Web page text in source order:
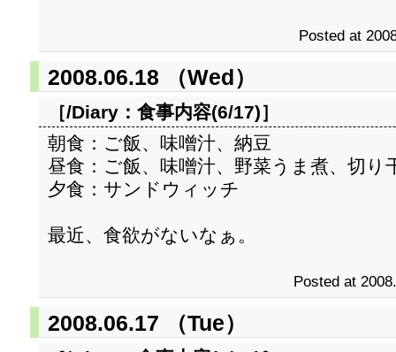
Posted at
2008.06.18 （Wed）
［/Diary： 食事内容(6/17)］
朝食：ご飯、味噌汁、納豆
昼食：ご飯、味噌汁、野菜うま煮、切り
夕食：サンドウィッチ
最近、食欲がないなぁ。
Posted at
2008.06.17 （Tue）